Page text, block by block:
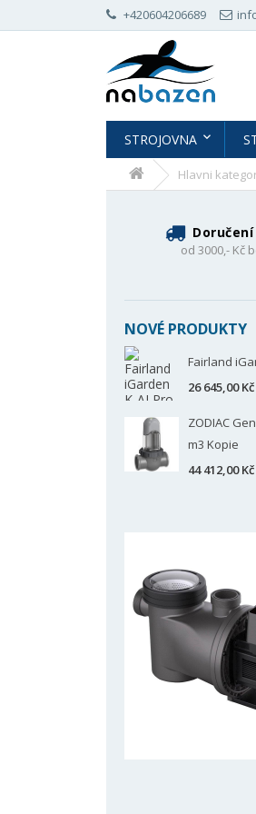
+420604206689
STROJOVNA
Hlavni
od 3000,- Kč
NOVÉ PRODUKTY
Fairland
26 645,00 Kč
ZODIAC
m3 Kopie
44 412,00 Kč